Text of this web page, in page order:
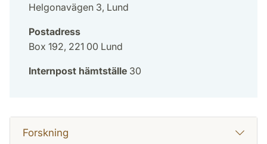
Helgonavägen 3, Lund
Postadress
Box 192, 221 00 Lund
Internpost hämtställe 30
Forskning